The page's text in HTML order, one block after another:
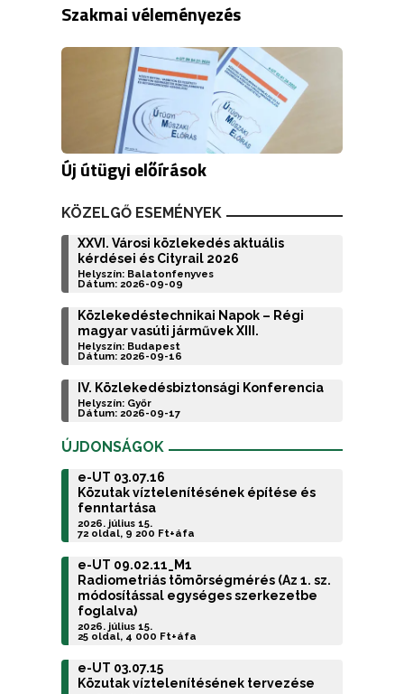
Szakmai véleményezés
Új útügyi előírások
KÖZELGŐ ESEMÉNYEK
XXVI. Városi közlekedés aktuális
kérdései és Cityrail 2026
Helyszín: Balatonfenyves
Dátum: 2026-09-09
Közlekedéstechnikai Napok – Régi
magyar vasúti járművek XIII.
Helyszín: Budapest
Dátum: 2026-09-16
IV. Közlekedésbiztonsági Konferencia
Helyszín: Győr
Dátum: 2026-09-17
ÚJDONSÁGOK
e-UT 03.07.16
Közutak víztelenítésének építése és
fenntartása
2026. július 15.
72 oldal, 9 200 Ft+áfa
e-UT 09.02.11_M1
Radiometriás tömörségmérés (Az 1. sz.
módosítással egységes szerkezetbe
foglalva)
2026. július 15.
25 oldal, 4 000 Ft+áfa
e-UT 03.07.15
Közutak víztelenítésének tervezése